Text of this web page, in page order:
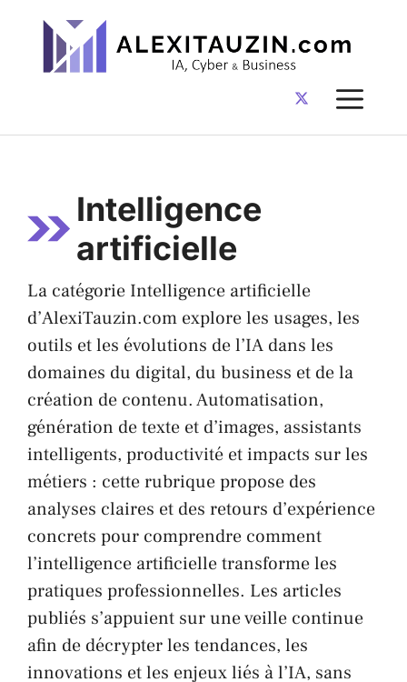
contenu
Intelligence
artificielle
La catégorie Intelligence artificielle
d’AlexiTauzin.com explore les usages, les
outils et les évolutions de l’IA dans les
domaines du digital, du business et de la
création de contenu. Automatisation,
génération de texte et d’images, assistants
intelligents, productivité et impacts sur les
métiers : cette rubrique propose des
analyses claires et des retours d’expérience
concrets pour comprendre comment
l’intelligence artificielle transforme les
pratiques professionnelles. Les articles
publiés s’appuient sur une veille continue
afin de décrypter les tendances, les
innovations et les enjeux liés à l’IA, sans